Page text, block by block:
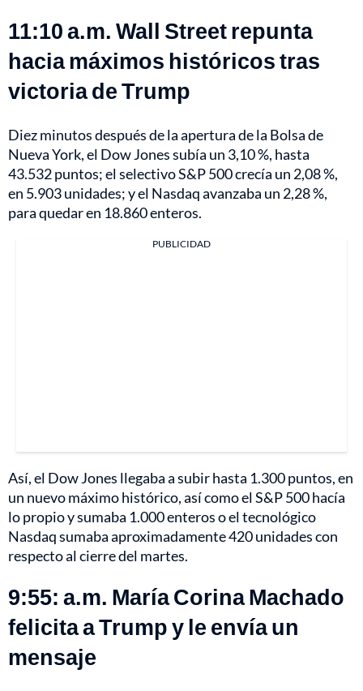
11:10 a.m. Wall Street repunta
hacia máximos históricos tras
victoria de Trump
Diez minutos después de la apertura de la Bolsa de
Nueva York, el Dow Jones subía un 3,10 %, hasta
43.532 puntos; el selectivo S&P 500 crecía un 2,08 %,
en 5.903 unidades; y el Nasdaq avanzaba un 2,28 %,
para quedar en 18.860 enteros.
PUBLICIDAD
Así, el Dow Jones llegaba a subir hasta 1.300 puntos, en
un nuevo máximo histórico, así como el S&P 500 hacía
lo propio y sumaba 1.000 enteros o el tecnológico
Nasdaq sumaba aproximadamente 420 unidades con
respecto al cierre del martes.
9:55: a.m. María Corina Machado
felicita a Trump y le envía un
mensaje